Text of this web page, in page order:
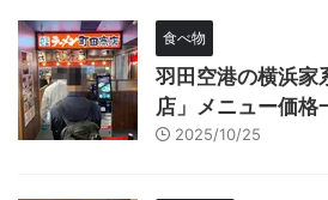
食べ物
羽田空港の横浜家
店」メニュー価格
2025/10/25